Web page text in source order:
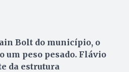
Bolt do município, o
um peso pesado. Flávio
da estrutura